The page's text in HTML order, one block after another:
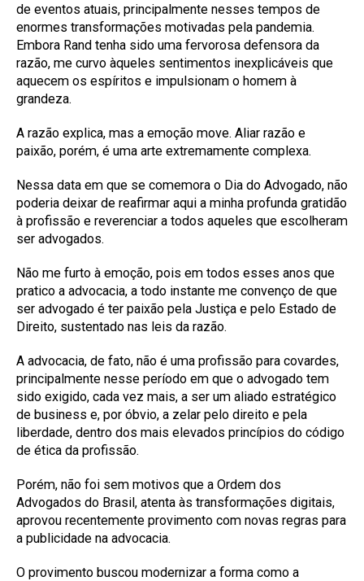
de eventos atuais, principalmente nesses tempos de
enormes transformações motivadas pela pandemia.
Embora Rand tenha sido uma fervorosa defensora da
razão, me curvo àqueles sentimentos inexplicáveis que
aquecem os espíritos e impulsionam o homem à
grandeza.
A razão explica, mas a emoção move. Aliar razão e
paixão, porém, é uma arte extremamente complexa.
Nessa data em que se comemora o Dia do Advogado, não
poderia deixar de reafirmar aqui a minha profunda gratidão
à profissão e reverenciar a todos aqueles que escolheram
ser advogados.
Não me furto à emoção, pois em todos esses anos que
pratico a advocacia, a todo instante me convenço de que
ser advogado é ter paixão pela Justiça e pelo Estado de
Direito, sustentado nas leis da razão.
A advocacia, de fato, não é uma profissão para covardes,
principalmente nesse período em que o advogado tem
sido exigido, cada vez mais, a ser um aliado estratégico
de business e, por óbvio, a zelar pelo direito e pela
liberdade, dentro dos mais elevados princípios do código
de ética da profissão.
Porém, não foi sem motivos que a Ordem dos
Advogados do Brasil, atenta às transformações digitais,
aprovou recentemente provimento com novas regras para
a publicidade na advocacia.
O provimento buscou modernizar a forma como a